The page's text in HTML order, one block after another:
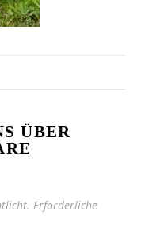
ÜBER
Erforderliche